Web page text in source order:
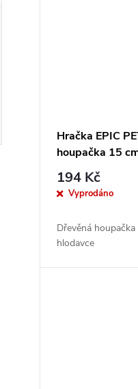
Hračka EPIC
houpačka 15
194 Kč
Vyprodáno
Dřevěná
hlodavce